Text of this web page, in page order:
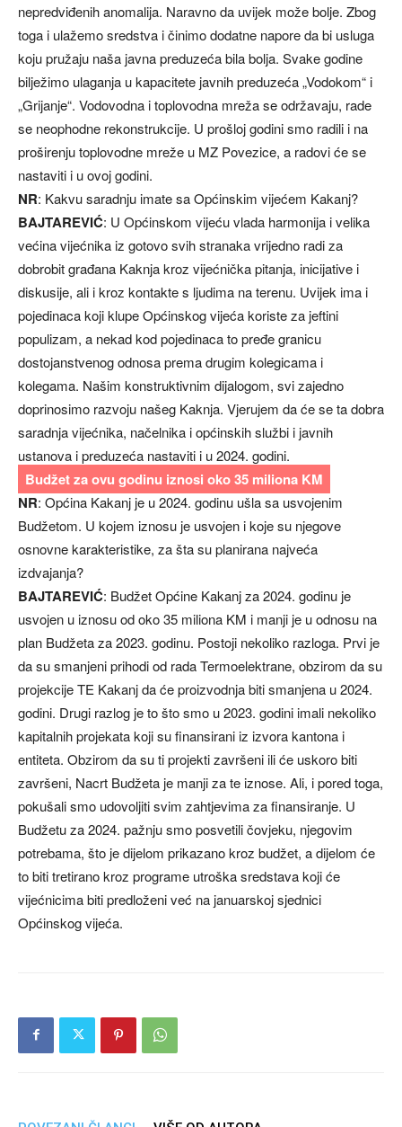
nepredviđenih anomalija. Naravno da uvijek može bolje. Zbog
toga i ulažemo sredstva i činimo dodatne napore da bi usluga
koju pružaju naša javna preduzeća bila bolja. Svake godine
bilježimo ulaganja u kapacitete javnih preduzeća „Vodokom“ i
„Grijanje“. Vodovodna i toplovodna mreža se održavaju, rade
se neophodne rekonstrukcije. U prošloj godini smo radili i na
proširenju toplovodne mreže u MZ Povezice, a radovi će se
nastaviti i u ovoj godini.
NR: Kakvu saradnju imate sa Općinskim vijećem Kakanj?
BAJTAREVIĆ: U Općinskom vijeću vlada harmonija i velika
većina vijećnika iz gotovo svih stranaka vrijedno radi za
dobrobit građana Kaknja kroz vijećnička pitanja, inicijative i
diskusije, ali i kroz kontakte s ljudima na terenu. Uvijek ima i
pojedinaca koji klupe Općinskog vijeća koriste za jeftini
populizam, a nekad kod pojedinaca to pređe granicu
dostojanstvenog odnosa prema drugim kolegicama i
kolegama. Našim konstruktivnim dijalogom, svi zajedno
doprinosimo razvoju našeg Kaknja. Vjerujem da će se ta dobra
saradnja vijećnika, načelnika i općinskih službi i javnih
ustanova i preduzeća nastaviti i u 2024. godini.
Budžet za ovu godinu iznosi oko 35 miliona KM
NR: Općina Kakanj je u 2024. godinu ušla sa usvojenim
Budžetom. U kojem iznosu je usvojen i koje su njegove
osnovne karakteristike, za šta su planirana najveća
izdvajanja?
BAJTAREVIĆ: Budžet Općine Kakanj za 2024. godinu je
usvojen u iznosu od oko 35 miliona KM i manji je u odnosu na
plan Budžeta za 2023. godinu. Postoji nekoliko razloga. Prvi je
da su smanjeni prihodi od rada Termoelektrane, obzirom da su
projekcije TE Kakanj da će proizvodnja biti smanjena u 2024.
godini. Drugi razlog je to što smo u 2023. godini imali nekoliko
kapitalnih projekata koji su finansirani iz izvora kantona i
entiteta. Obzirom da su ti projekti završeni ili će uskoro biti
završeni, Nacrt Budžeta je manji za te iznose. Ali, i pored toga,
pokušali smo udovoljiti svim zahtjevima za finansiranje. U
Budžetu za 2024. pažnju smo posvetili čovjeku, njegovim
potrebama, što je dijelom prikazano kroz budžet, a dijelom će
to biti tretirano kroz programe utroška sredstava koji će
vijećnicima biti predloženi već na januarskoj sjednici
Općinskog vijeća.